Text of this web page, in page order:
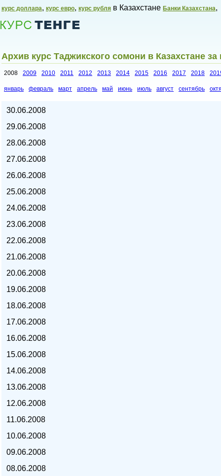
курс доллара, курс евро, курс рубля в Казахстане Банки Казахстана,
Курсы валют в Казахстане,
курс евро, курс рубля -
Архив курс Таджикского сомони в Казахстане
2008 2009 2010 2011 2012 2013 2014 2015 2016 2017 2018
январь февраль март апрель май июнь июль август сентябрь
30.06.2008
29.06.2008
28.06.2008
27.06.2008
26.06.2008
25.06.2008
24.06.2008
23.06.2008
22.06.2008
21.06.2008
20.06.2008
19.06.2008
18.06.2008
17.06.2008
16.06.2008
15.06.2008
14.06.2008
13.06.2008
12.06.2008
11.06.2008
10.06.2008
09.06.2008
08.06.2008